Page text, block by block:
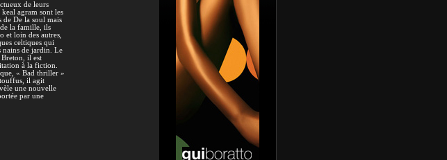
de leurs
agram sont les
de De la soul mais
la famille, ils
et loin des autres,
celtiques qui
nains de jardin. Le
il est
à la fiction.
« Bad thriller »
il agit
une nouvelle
par une